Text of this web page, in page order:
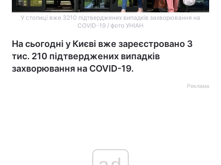
У столиці вже 3210 підтверджених випадків захворювання на
COVID-19 / фото УНІАН
На сьогодні у Києві вже зареєстровано 3
тис. 210 підтверджених випадків
захворювання на COVID-19.
Реклама